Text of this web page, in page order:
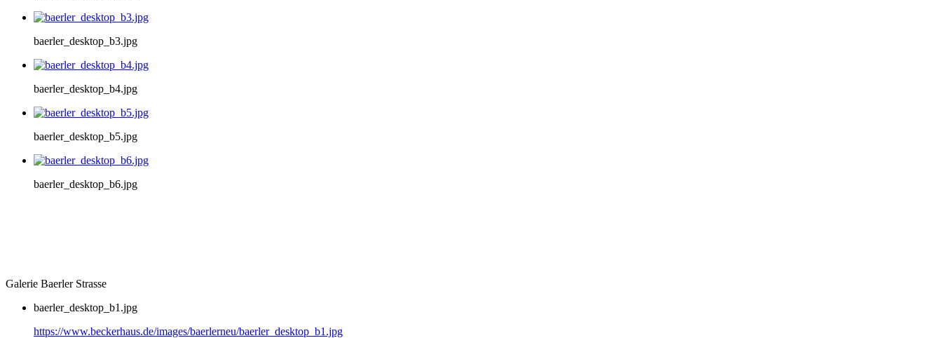
baerler_desktop_b3.jpg
baerler_desktop_b4.jpg
baerler_desktop_b5.jpg
baerler_desktop_b6.jpg
Galerie Baerler Strasse
baerler_desktop_b1.jpg
https://www.beckerhaus.de/images/baerlerneu/baerler_desktop_b1.jpg